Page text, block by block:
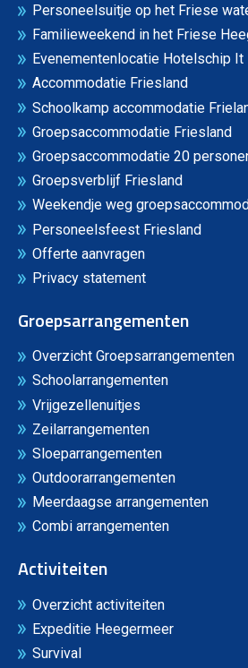
Personeelsuitje op het Friese
Familieweekend in het Friese
Evenementenlocatie Hotelschip It
Accommodatie Friesland
Schoolkamp accommodatie
Groepsaccommodatie Friesland
Groepsaccommodatie 20
Groepsverblijf Friesland
Weekendje weg
Personeelsfeest Friesland
Offerte aanvragen
Privacy statement
Groepsarrangementen
Overzicht Groepsarrangementen
Schoolarrangementen
Vrijgezellenuitjes
Zeilarrangementen
Sloeparrangementen
Outdoorarrangementen
Meerdaagse arrangementen
Combi arrangementen
Activiteiten
Overzicht activiteiten
Expeditie Heegermeer
Survival